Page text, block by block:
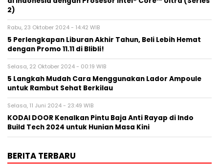
2)
Rabu, 23 Oktober 2024 - 14:42 WIB
5 Perlengkapan Liburan Akhir Tahun, Beli Lebih Hemat
dengan Promo 11.11 di Blibli!
Selasa, 22 Oktober 2024 - 00:19 WIB
5 Langkah Mudah Cara Menggunakan Lador Ampoule
untuk Rambut Sehat Berkilau
Selasa, 11 Juni 2024 - 23:49 WIB
KODAI DOOR Kenalkan Pintu Baja Anti Rayap di Indo
Build Tech 2024 untuk Hunian Masa Kini
BERITA TERBARU